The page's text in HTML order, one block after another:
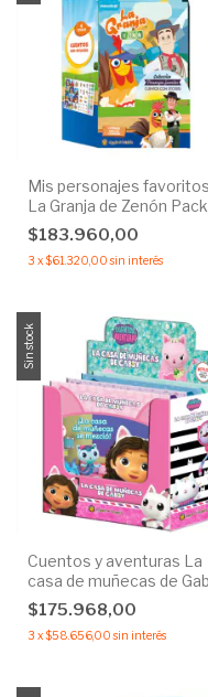
Mis personajes favoritos
La Granja de Zenón Pack
40u
$183.960,00
3 x$61.320,00 sin interés
Sin stock
Cuentos y aventuras La
casa de muñecas de
Pack 32u
$175.968,00
3 x$58.656,00 sin interés